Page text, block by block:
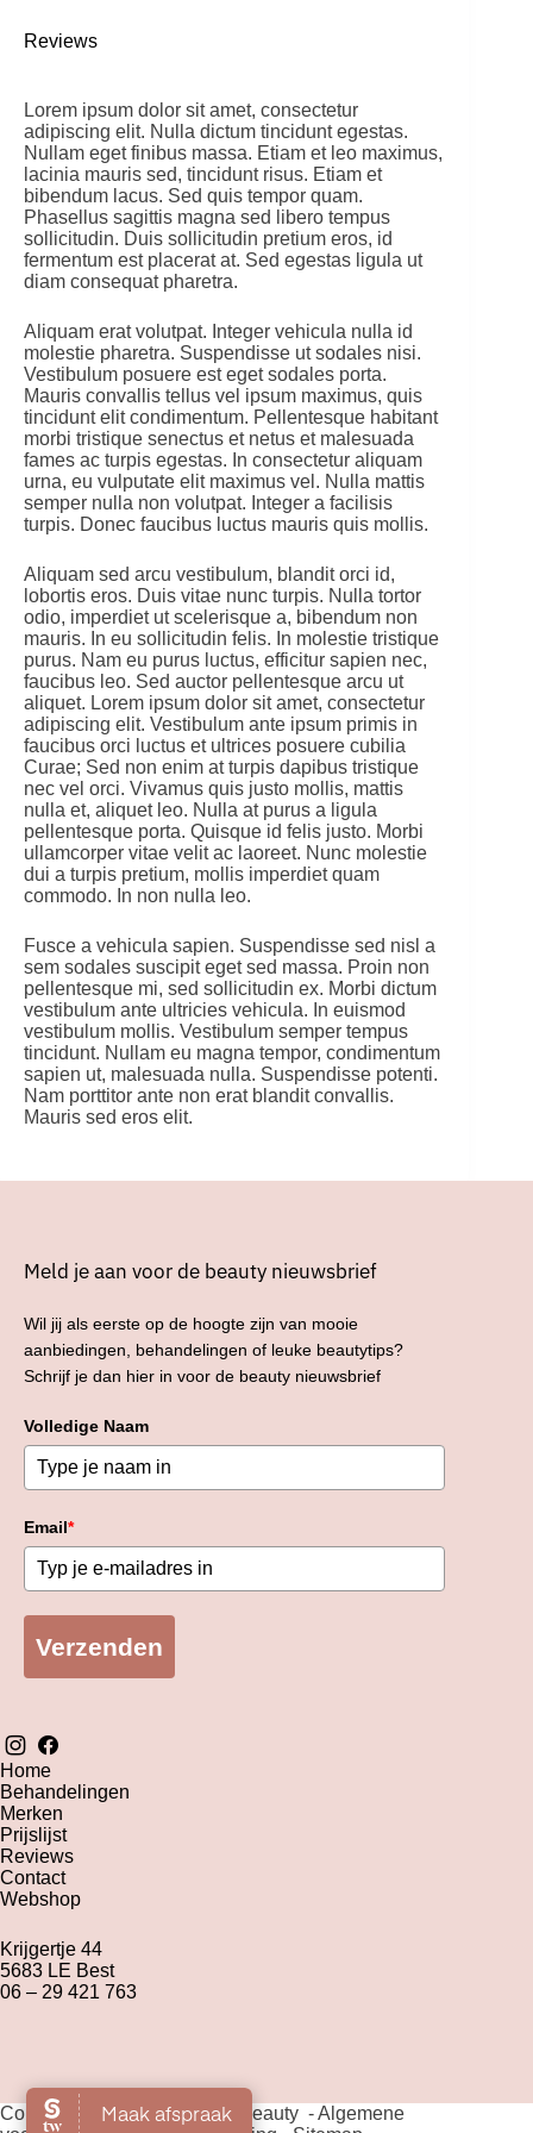
Reviews
Lorem ipsum dolor sit amet, consectetur
adipiscing elit. Nulla dictum tincidunt egestas.
Nullam eget finibus massa. Etiam et leo maximus,
lacinia mauris sed, tincidunt risus. Etiam et
bibendum lacus. Sed quis tempor quam.
Phasellus sagittis magna sed libero tempus
sollicitudin. Duis sollicitudin pretium eros, id
fermentum est placerat at. Sed egestas ligula ut
diam consequat pharetra.
Aliquam erat volutpat. Integer vehicula nulla id
molestie pharetra. Suspendisse ut sodales nisi.
Vestibulum posuere est eget sodales porta.
Mauris convallis tellus vel ipsum maximus, quis
tincidunt elit condimentum. Pellentesque habitant
morbi tristique senectus et netus et malesuada
fames ac turpis egestas. In consectetur aliquam
urna, eu vulputate elit maximus vel. Nulla mattis
semper nulla non volutpat. Integer a facilisis
turpis. Donec faucibus luctus mauris quis mollis.
Aliquam sed arcu vestibulum, blandit orci id,
lobortis eros. Duis vitae nunc turpis. Nulla tortor
odio, imperdiet ut scelerisque a, bibendum non
mauris. In eu sollicitudin felis. In molestie tristique
purus. Nam eu purus luctus, efficitur sapien nec,
faucibus leo. Sed auctor pellentesque arcu ut
aliquet. Lorem ipsum dolor sit amet, consectetur
adipiscing elit. Vestibulum ante ipsum primis in
faucibus orci luctus et ultrices posuere cubilia
Curae; Sed non enim at turpis dapibus tristique
nec vel orci. Vivamus quis justo mollis, mattis
nulla et, aliquet leo. Nulla at purus a ligula
pellentesque porta. Quisque id felis justo. Morbi
ullamcorper vitae velit ac laoreet. Nunc molestie
dui a turpis pretium, mollis imperdiet quam
commodo. In non nulla leo.
Fusce a vehicula sapien. Suspendisse sed nisl a
sem sodales suscipit eget sed massa. Proin non
pellentesque mi, sed sollicitudin ex. Morbi dictum
vestibulum ante ultricies vehicula. In euismod
vestibulum mollis. Vestibulum semper tempus
tincidunt. Nullam eu magna tempor, condimentum
sapien ut, malesuada nulla. Suspendisse potenti.
Nam porttitor ante non erat blandit convallis.
Mauris sed eros elit.
Meld je aan voor de beauty nieuwsbrief
Wil jij als eerste op de hoogte zijn van mooie
aanbiedingen, behandelingen of leuke beautytips?
Schrijf je dan hier in voor de beauty nieuwsbrief
Volledige Naam
Email*
Verzenden
Home
Behandelingen
Merken
Prijslijst
Reviews
Contact
Webshop
Krijgertje 44
5683 LE Best
06 – 29 421 763
Copyright 2026 The Green Beauty -Algemene